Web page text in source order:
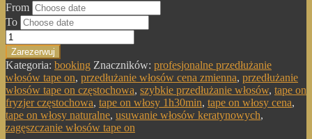
From
To
Zarezerwuj
Kategoria: booking Znaczników: profesjonalne przedłużanie
włosów tape on, przedłużanie włosów cena zmienna, przedłużanie
włosów tape on częstochowa, szybkie przedłużanie włosów, tape on
fryzjer częstochowa, tape on włosy 1h30min, tape on włosy cena,
tape on włosy naturalne, usuwanie włosów keratynowych,
zagęszczanie włosów tape on
Statystyka
Abyśmy mogli
poprawić
funkcjonalność
i strukturę
strony
internetowej,
na podstawie
tego, jak